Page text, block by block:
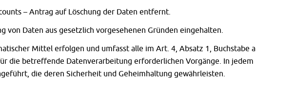
– Antrag auf Löschung der Daten entfernt.
Daten aus gesetzlich vorgesehenen Gründen eingehalten.
Mittel erfolgen und umfasst alle im Art. 4, Absatz 1, Buchstabe a
die betreffende Datenverarbeitung erforderlichen Vorgänge. In jedem
die deren Sicherheit und Geheimhaltung gewährleisten.